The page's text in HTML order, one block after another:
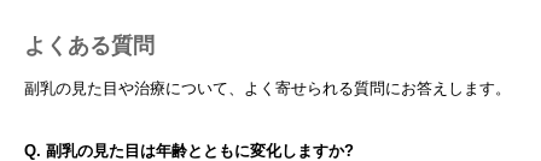
よくある質問
副乳の見た目や治療について、よく寄せられる質問にお答えします。
Q. 副乳の見た目は年齢とともに変化しますか?